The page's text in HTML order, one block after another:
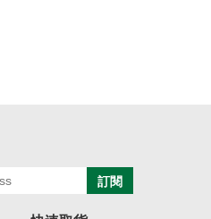
訂閱